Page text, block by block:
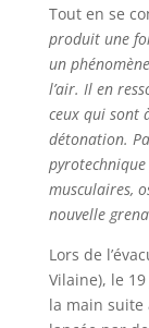
Tout en se
produit une
un
l’air. Il en
ceux qui sont
détonation.
pyrotechnique
musculaires,
nouvelle
Lors de
Vilaine), le
la main suite